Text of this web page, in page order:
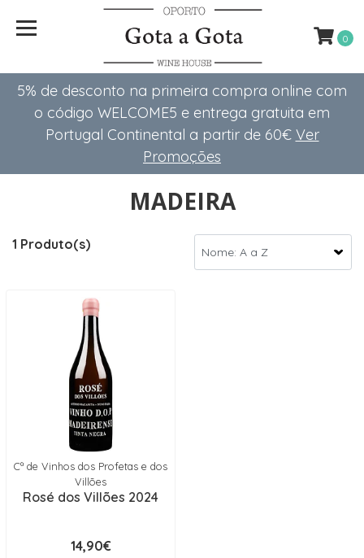
5% de desconto na primeira compra online com
o código WELCOME5 e entrega gratuita em
Portugal Continental a partir de 60€ Ver
Promoções
0
MADEIRA
1 Produto(s)
Cª de Vinhos dos Profetas e dos
Villões
Rosé dos Villões 2024
14,90€